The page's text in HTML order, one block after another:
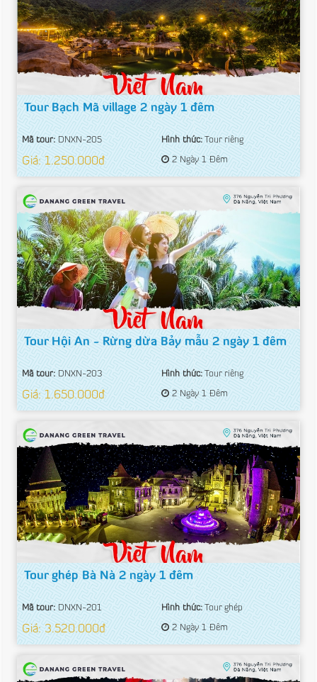
Tour Bạch Mã village 2 ngày 1 đêm
Mã tour: DNXN-205 Hình thức:Tour riêng
Giá: 1.250.000đ 2 Ngày 1 Đêm
Tour Hội An - Rừng dừa Bảy mẫu 2 ngày 1 đêm
Mã tour: DNXN-203 Hình thức:Tour riêng
Giá: 1.650.000đ 2 Ngày 1 Đêm
Tour ghép Bà Nà 2 ngày 1 đêm
Mã tour: DNXN-201 Hình thức:Tour ghép
Giá: 3.520.000đ 2 Ngày 1 Đêm